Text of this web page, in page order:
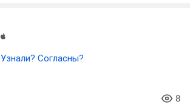
Узнали? Согласны?
8